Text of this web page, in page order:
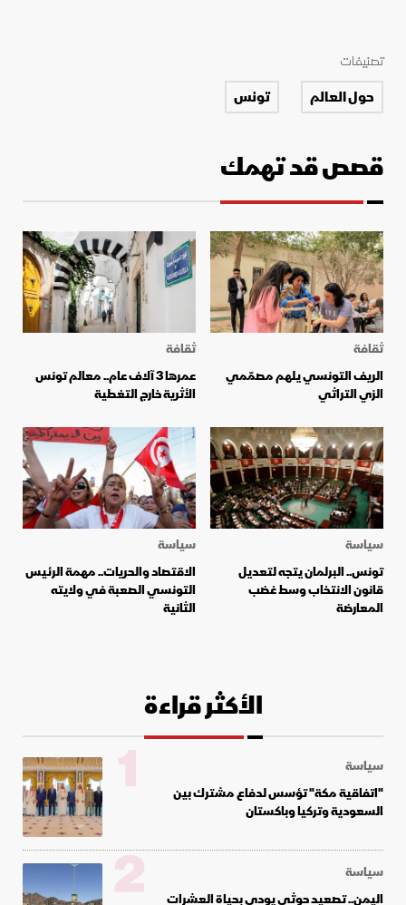
تصنيفات
حول العالم تونس
قصص قد تهمك
ثقافة
الريف التونسي يلهم مصمّمي
الزي التراثي
ثقافة
عمرها 3 آلاف عام.. معالم تونس
الأثرية خارج التغطية
سياسة
تونس.. البرلمان يتجه لتعديل
قانون الانتخاب وسط غضب
المعارضة
سياسة
الاقتصاد والحريات.. مهمة الرئيس
التونسي الصعبة في ولايته
الثانية
الأكثر قراءة
سياسة
"اتفاقية مكة" تؤسس لدفاع مشترك بين
السعودية وتركيا وباكستان
1
سياسة
اليمن.. تصعيد حوثي يودي بحياة العشرات
2